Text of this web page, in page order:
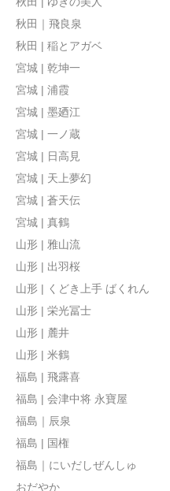
秋田｜飛良泉
秋田 | 稲とアガベ
宮城 | 乾坤一
宮城 | 浦霞
宮城 | 墨廼江
宮城 | 一ノ蔵
宮城 | 日高見
宮城 | 天上夢幻
宮城 | 蒼天伝
宮城 | 真鶴
山形 | 雅山流
山形 | 出羽桜
山形 | くどき上手 ばくれん
山形 | 栄光冨士
山形 | 麓井
山形 | 米鶴
福島 | 飛露喜
福島 | 会津中将 永寶屋
福島｜辰泉
福島 | 国権
福島｜にいだしぜんしゅ
おだやか